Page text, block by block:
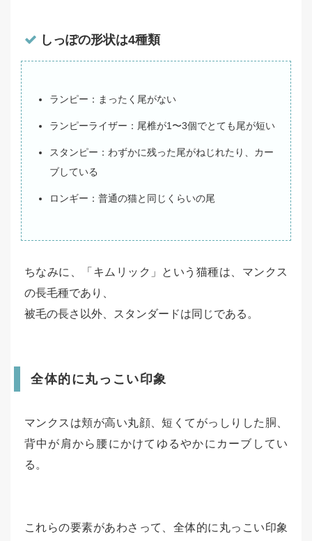
しっぽの形状は4種類
ランピー：まったく尾がない
ランピーライザー：尾椎が1〜3個でとても尾が短い
スタンピー：わずかに残った尾がねじれたり、カー
ブしている
ロンギー：普通の猫と同じくらいの尾
ちなみに、「キムリック」という猫種は、マンクス
の長毛種であり、
被毛の長さ以外、スタンダードは同じである。
全体的に丸っこい印象
マンクスは頬が高い丸顔、短くてがっしりした胴、
背中が肩から腰にかけてゆるやかにカーブしてい
る。
これらの要素があわさって、全体的に丸っこい印象